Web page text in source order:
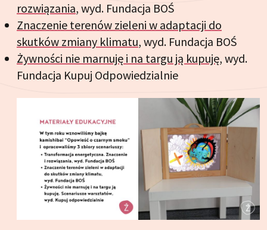
rozwiązania, wyd. Fundacja BOŚ
Znaczenie terenów zieleni w adaptacji do
skutków zmiany klimatu, wyd. Fundacja BOŚ
Żywności nie marnuję i na targu ją kupuję, wyd.
Fundacja Kupuj Odpowiedzialnie